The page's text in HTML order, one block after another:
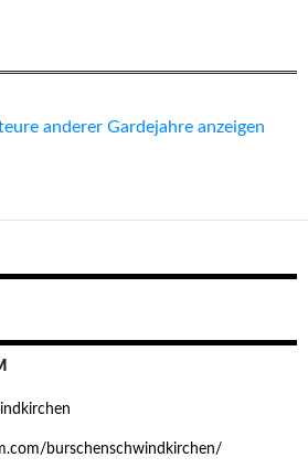
anderer Gardejahre anzeigen
burschenschwindkirchen/